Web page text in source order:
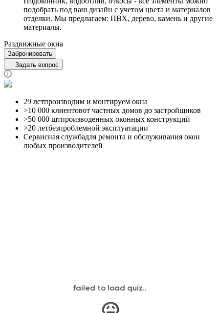
подобрать под ваш дизайн с учетом цвета и материалов
отделки. Мы предлагаем: ПВХ, дерево, камень и другие
материалы.
Раздвижные окна
Забронировать
Задать вопрос
29 летпроизводим и монтируем окна
>10 000 клиентовот частных домов до застройщиков
>50 000 штпроизводенных оконных конструкций
>20 летбезпроблемной эксплуатации
Сервисная службадля ремонта и обслуживания окон
любых производителей